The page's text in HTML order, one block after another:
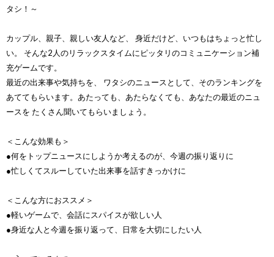
タシ！～
カップル、親子、親しい友人など、 身近だけど、いつもはちょっと忙し
い。 そんな2人のリラックスタイムにピッタリのコミュニケーション補
充ゲームです。
最近の出来事や気持ちを、 ワタシのニュースとして、そのランキングを
あててもらいます。あたっても、あたらなくても、あなたの最近のニュ
ースを たくさん聞いてもらいましょう。
＜こんな効果も＞
●何をトップニュースにしようか考えるのが、今週の振り返りに
●忙しくてスルーしていた出来事を話すきっかけに
＜こんな方におススメ＞
●軽いゲームで、会話にスパイスが欲しい人
●身近な人と今週を振り返って、日常を大切にしたい人